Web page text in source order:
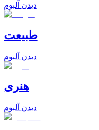
دیدن آلبوم
طبیعت
دیدن آلبوم
هنری
دیدن آلبوم